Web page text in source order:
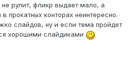
рулит, фликр выдает мало, а
прокатных конторах неинтересно.
слайдов, ну и если тема пройдет
хорошими слайдиками